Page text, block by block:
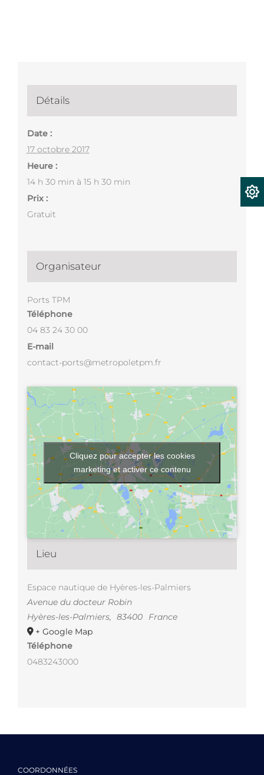
Détails
Date :
17 octobre 2017
Heure :
14 h 30 min à 15 h 30 min
Prix :
Gratuit
Organisateur
Ports TPM
Téléphone
04 83 24 30 00
E-mail
contact-ports@metropoletpm.fr
Lieu
Espace nautique de Hyères-les-Palmiers
Avenue du docteur Robin
Hyères-les-Palmiers, 83400
France
+ Google Map
Téléphone
0483243000
Cliquez pour accepter les cookies
marketing et activer ce contenu
COORDONNÉES